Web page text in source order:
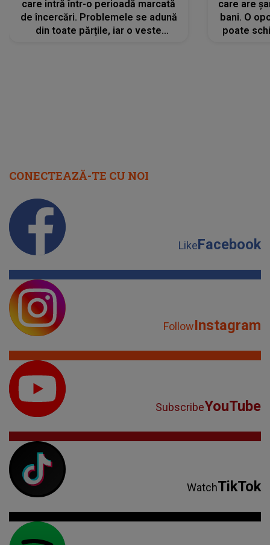
care intră într-o perioadă marcată
de încercări. Problemele se adună
din toate părțile, iar o veste
care are
bani. O
poate
CONECTEAZĂ-TE CU NOI
LikeFacebook
FollowInstagram
SubscribeYouTube
WatchTikTok